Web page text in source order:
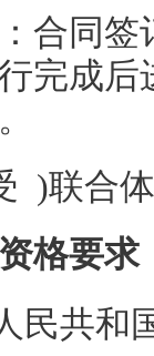
合同
完成
)联合
格要求
民共和